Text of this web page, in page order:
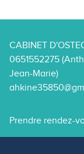
CABINET
0651552275
Jean-Marie)
Prendre rendez-